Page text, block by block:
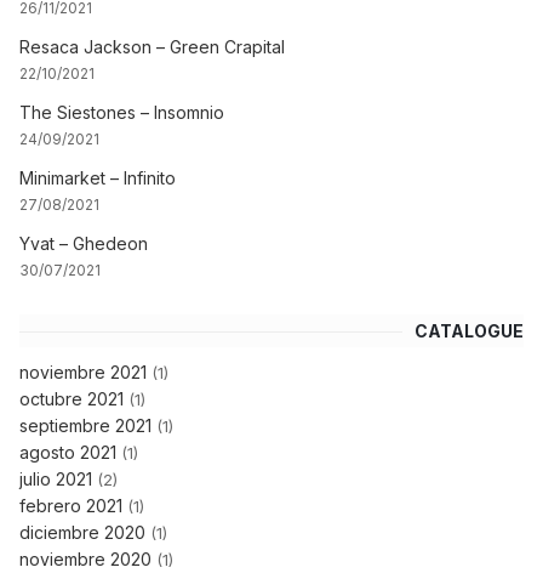
26/11/2021
Resaca Jackson – Green Crapital
22/10/2021
The Siestones – Insomnio
24/09/2021
Minimarket – Infinito
27/08/2021
Yvat – Ghedeon
30/07/2021
CATALOGUE
noviembre 2021 (1)
octubre 2021 (1)
septiembre 2021 (1)
agosto 2021 (1)
julio 2021 (2)
febrero 2021 (1)
diciembre 2020 (1)
noviembre 2020 (1)